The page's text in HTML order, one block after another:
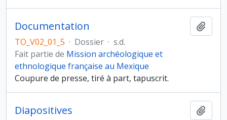
Documentation
TO_V02_01_5 · Dossier · s.d.
Fait partie de Mission archéologique et
ethnologique française au Mexique
Coupure de presse, tiré à part, tapuscrit.
Diapositives